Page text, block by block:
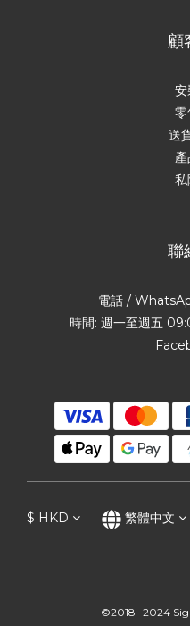
顧
安
零
送
私
聯
電話 /
時間: 週一至週五
$ HKD 繁體中文
©2018- 2024